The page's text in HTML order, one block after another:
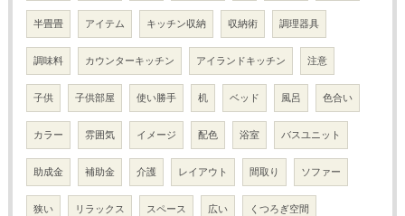
半畳畳 アイテム キッチン収納 収納術 調理器具
調味料 カウンターキッチン アイランドキッチン 注意
子供 子供部屋 使い勝手 机 ベッド 風呂 色合い
カラー 雰囲気 イメージ 配色 浴室 バスユニット
助成金 補助金 介護 レイアウト 間取り ソファー
狭い リラックス スペース 広い くつろぎ空間